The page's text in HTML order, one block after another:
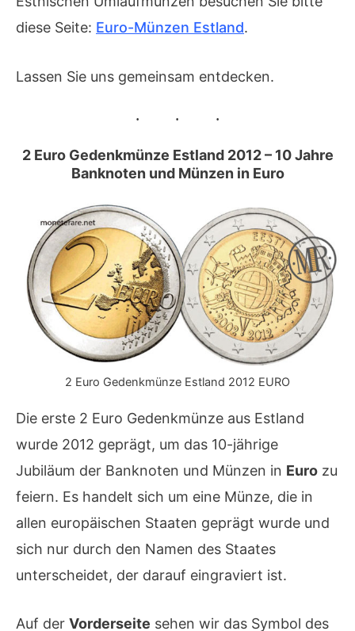
diese Seite: Euro-Münzen Estland.
Lassen Sie uns gemeinsam entdecken.
2 Euro Gedenkmünze Estland 2012 – 10 Jahre
Banknoten und Münzen in Euro
2 Euro Gedenkmünze Estland 2012 EURO
Die erste 2 Euro Gedenkmünze aus Estland
wurde 2012 geprägt, um das 10-jährige
Jubiläum der Banknoten und Münzen in Euro zu
feiern. Es handelt sich um eine Münze, die in
allen europäischen Staaten geprägt wurde und
sich nur durch den Namen des Staates
unterscheidet, der darauf eingraviert ist.
Auf der Vorderseite sehen wir das Symbol des